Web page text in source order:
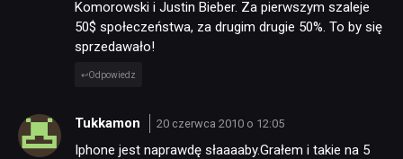
Komorowski i Justin Bieber. Za pierwszym szaleje
50$ społeczeństwa, za drugim drugie 50%. To by się
sprzedawało!
Odpowiedz
Tukkamon 20 czerwca 2010 o 12:05
Iphone jest naprawdę słaaaaby.Grałem i takie na 5